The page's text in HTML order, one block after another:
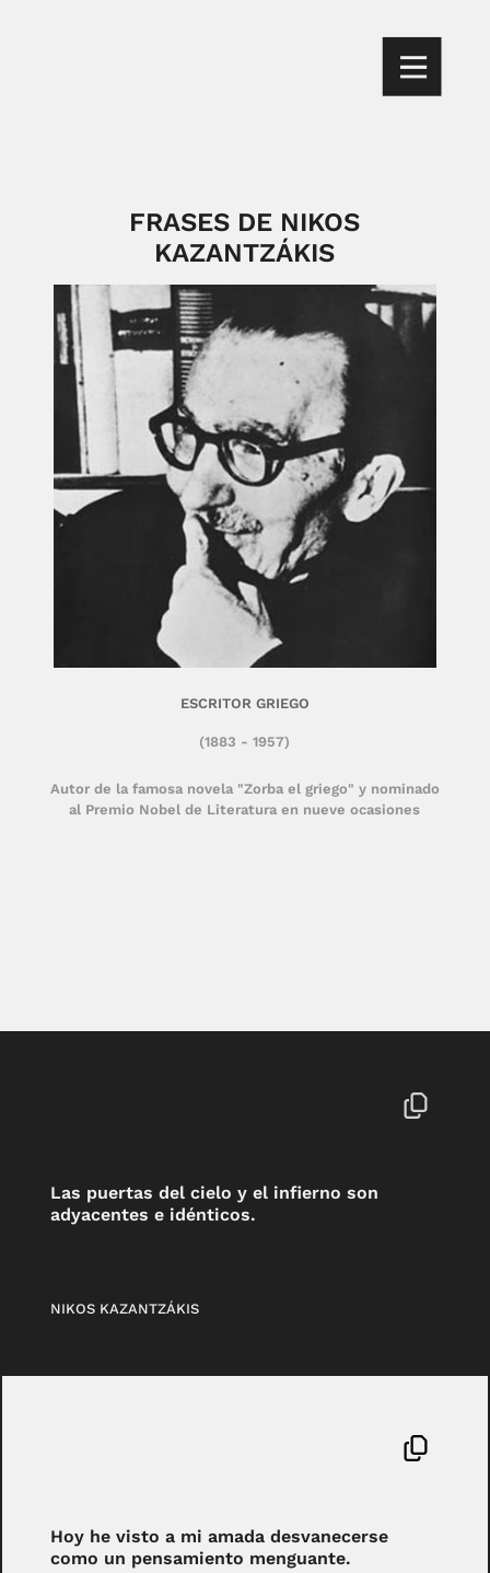
FRASES DE NIKOS
KAZANTZÁKIS
Autor de la famosa novela "Zorba el griego" y nominado
al Premio Nobel de Literatura en nueve ocasiones
(1883 - 1957)
ESCRITOR GRIEGO
Las puertas del cielo y el infierno son
adyacentes e idénticos.
NIKOS KAZANTZÁKIS
Hoy he visto a mi amada desvanecerse
como un pensamiento menguante.